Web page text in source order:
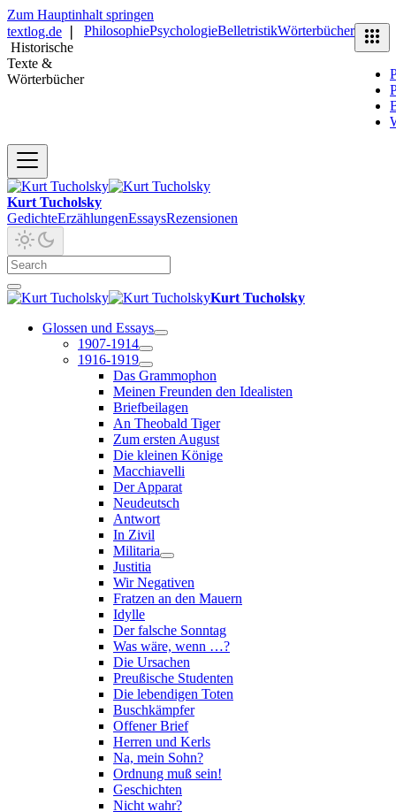
Zum Hauptinhalt springen
textlog.de
Historische
Texte &
Wörterbücher
PhilosophiePsychologieBelletristikWörterbücher
Kurt Tucholsky
GedichteErzählungenEssaysRezensionen
Kurt Tucholsky
Glossen und Essays
1907-1914
1916-1919
Das Grammophon
Meinen Freunden den Idealisten
Briefbeilagen
An Theobald Tiger
Zum ersten August
Die kleinen Könige
Macchiavelli
Der Apparat
Neudeutsch
Antwort
In Zivil
Militaria
Justitia
Wir Negativen
Fratzen an den Mauern
Idylle
Der falsche Sonntag
Was wäre, wenn …?
Die Ursachen
Preußische Studenten
Die lebendigen Toten
Buschkämpfer
Offener Brief
Herren und Kerls
Na, mein Sohn?
Ordnung muß sein!
Geschichten
Nicht wahr?